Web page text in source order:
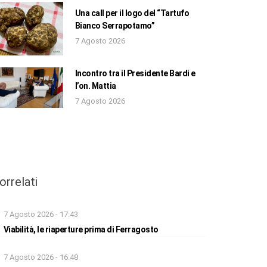
Una call per il logo del “Tartufo
Bianco Serrapotamo”
7 Agosto 2026
Incontro tra il Presidente Bardi e
l’on. Mattia
7 Agosto 2026
7 Agosto 2026 - 17:43
Viabilità, le riaperture prima di Ferragosto
7 Agosto 2026 - 16:48